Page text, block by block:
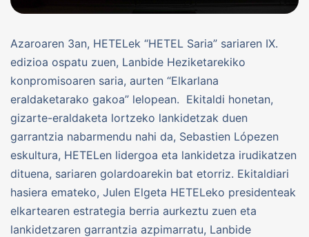
Azaroaren 3an, HETELek “HETEL Saria” sariaren IX.
edizioa ospatu zuen, Lanbide Heziketarekiko
konpromisoaren saria, aurten “Elkarlana
eraldaketarako gakoa” lelopean. Ekitaldi honetan,
gizarte-eraldaketa lortzeko lankidetzak duen
garrantzia nabarmendu nahi da, Sebastien Lópezen
eskultura, HETELen lidergoa eta lankidetza irudikatzen
dituena, sariaren golardoarekin bat etorriz. Ekitaldiari
hasiera emateko, Julen Elgeta HETELeko presidenteak
elkartearen estrategia berria aurkeztu zuen eta
lankidetzaren garrantzia azpimarratu, Lanbide